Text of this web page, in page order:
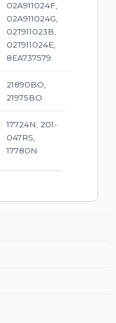
02A911024F,
02A911024G,
02T911023B,
02T911024E,
8EA737579
21890BO,
21975BO
17724N, 201-
047RS,
17780N